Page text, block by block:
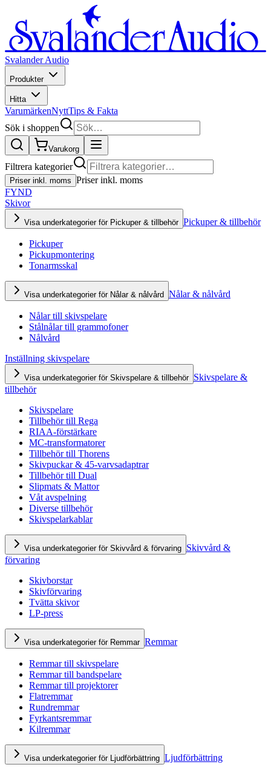
Svalander Audio
Produkter
Hitta
VarumärkenNyttTips & Fakta
Sök i shoppen
Varukorg
Filtrera kategorier
Priser inkl. moms Priser inkl. moms
FYND
Skivor
Visa underkategorier för Pickuper & tillbehör Pickuper & tillbehör
Pickuper
Pickupmontering
Tonarmsskal
Visa underkategorier för Nålar & nålvård Nålar & nålvård
Nålar till skivspelare
Stålnålar till grammofoner
Nålvård
Inställning skivspelare
Visa underkategorier för Skivspelare & tillbehör Skivspelare &
tillbehör
Skivspelare
Tillbehör till Rega
RIAA-förstärkare
MC-transformatorer
Tillbehör till Thorens
Skivpuckar & 45-varvsadaptrar
Tillbehör till Dual
Slipmats & Mattor
Våt avspelning
Diverse tillbehör
Skivspelarkablar
Visa underkategorier för Skivvård & förvaring Skivvård &
förvaring
Skivborstar
Skivförvaring
Tvätta skivor
LP-press
Visa underkategorier för Remmar Remmar
Remmar till skivspelare
Remmar till bandspelare
Remmar till projektorer
Flatremmar
Rundremmar
Fyrkantsremmar
Kilremmar
Visa underkategorier för Ljudförbättring Ljudförbättring